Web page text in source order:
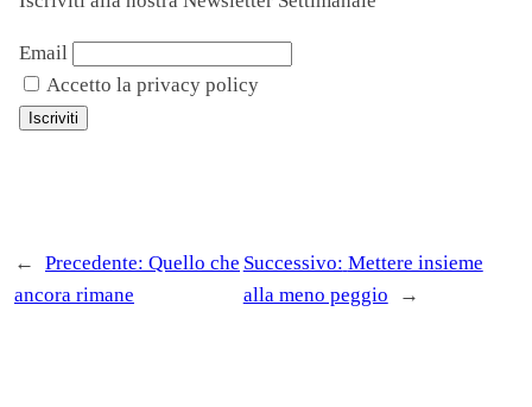
Email
Accetto la privacy policy
← Precedente: Quello che
ancora rimane
Successivo: Mettere insieme
alla meno peggio
→